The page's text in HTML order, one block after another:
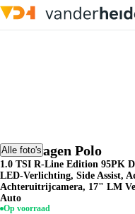
Alle foto's
Volkswagen Polo
1.0 TSI R-Line Edition 95PK
LED-Verlichting, Side Assist,
Achteruitrijcamera, 17" LM
Auto
Op voorraad